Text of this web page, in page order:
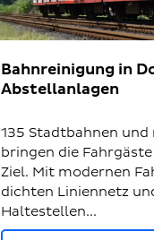
Bahnreinigung in
Abstellanlagen
135 Stadtbahnen und
bringen die
Ziel. Mit modernen
dichten Liniennetz
Haltestellen...